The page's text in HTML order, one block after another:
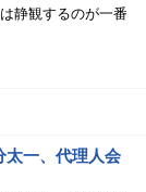
静観するのが一番
太一、代理人会